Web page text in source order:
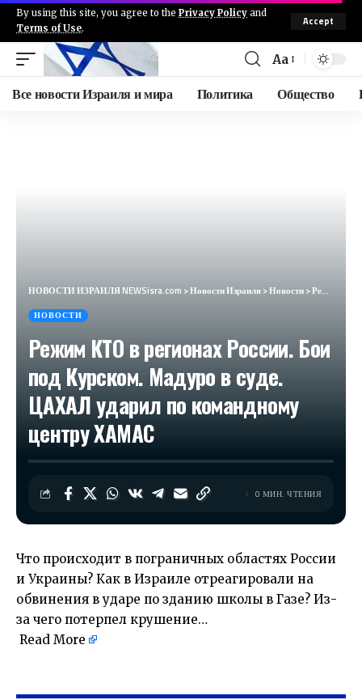
By using this site, you agree to the Privacy Policy and
Terms of Use.
Accept
Aa
Все новости Израиля и мира Политика Общество
НОВОСТИ ИЗРАИЛЯ NEWSisra.com >Новости Израиля>Новости>Режим КТО в регионах России. Бои под Курском. Мадуро в суде. ЦАХАЛ ударил по командному центру ХАМАС
НОВОСТИ
Режим КТО в регионах России. Бои
под Курском. Мадуро в суде.
ЦАХАЛ ударил по командному
центру ХАМАС
0 МИН. ЧТЕНИЯ
Что происходит в пограничных областях России
и Украины? Как в Израиле отреагировали на
обвинения в ударе по зданию школы в Газе? Из-
за чего потерпел крушение…
Read More